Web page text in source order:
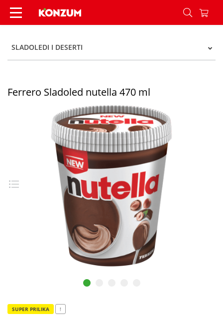
Ferrero Sladoled nutella 470 ml - Konzum
SLADOLEDI I DESERTI
Ferrero Sladoled nutella 470 ml
SUPER PRILIKA !